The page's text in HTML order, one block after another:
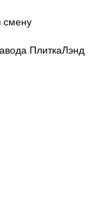
смену
ПлиткаЛэнд